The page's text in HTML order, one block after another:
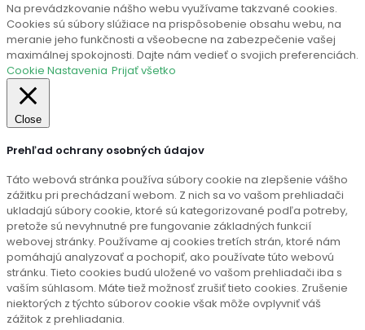
Na prevádzkovanie nášho webu využívame takzvané cookies.
Cookies sú súbory slúžiace na prispôsobenie obsahu webu, na
meranie jeho funkčnosti a všeobecne na zabezpečenie vašej
maximálnej spokojnosti. Dajte nám vedieť o svojich preferenciách.
Cookie Nastavenia Prijať všetko
Close
Prehľad ochrany osobných údajov
Táto webová stránka používa súbory cookie na zlepšenie vášho
zážitku pri prechádzaní webom. Z nich sa vo vašom prehliadači
ukladajú súbory cookie, ktoré sú kategorizované podľa potreby,
pretože sú nevyhnutné pre fungovanie základných funkcií
webovej stránky. Používame aj cookies tretích strán, ktoré nám
pomáhajú analyzovať a pochopiť, ako používate túto webovú
stránku. Tieto cookies budú uložené vo vašom prehliadači iba s
vaším súhlasom. Máte tiež možnosť zrušiť tieto cookies. Zrušenie
niektorých z týchto súborov cookie však môže ovplyvniť váš
zážitok z prehliadania.